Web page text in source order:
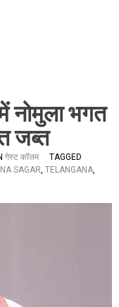
नोमुला भगत
जब्त
गेस्ट कॉलम
TAGGED
SAGAR, TELANGANA,